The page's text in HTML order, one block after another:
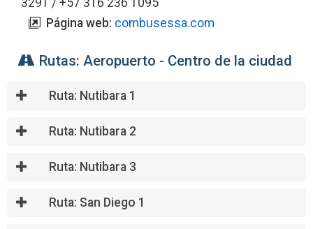
3291 / +57 316 236 1095
Página web: combusessa.com
Rutas: Aeropuerto - Centro de la ciudad
Ruta: Nutibara 1
Ruta: Nutibara 2
Ruta: Nutibara 3
Ruta: San Diego 1